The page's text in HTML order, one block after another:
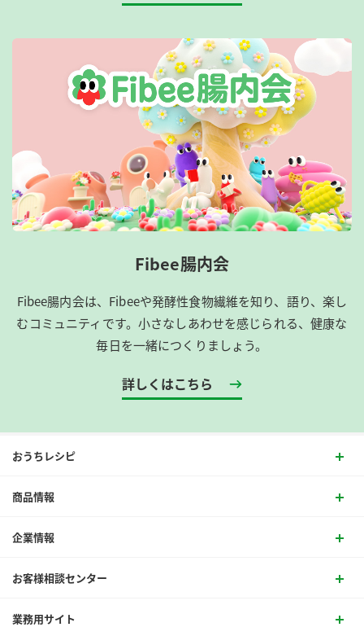
Fibee腸内会
Fibee腸内会は、​Fibeeや発酵性食物繊維を知り、語り、楽し
むコミュニティです。​小さなしあわせを感じられる、健康な
毎日を一緒につくりましょう。
詳しくはこちら
おうちレシピ
商品情報
企業情報
お客様相談センター
業務用サイト